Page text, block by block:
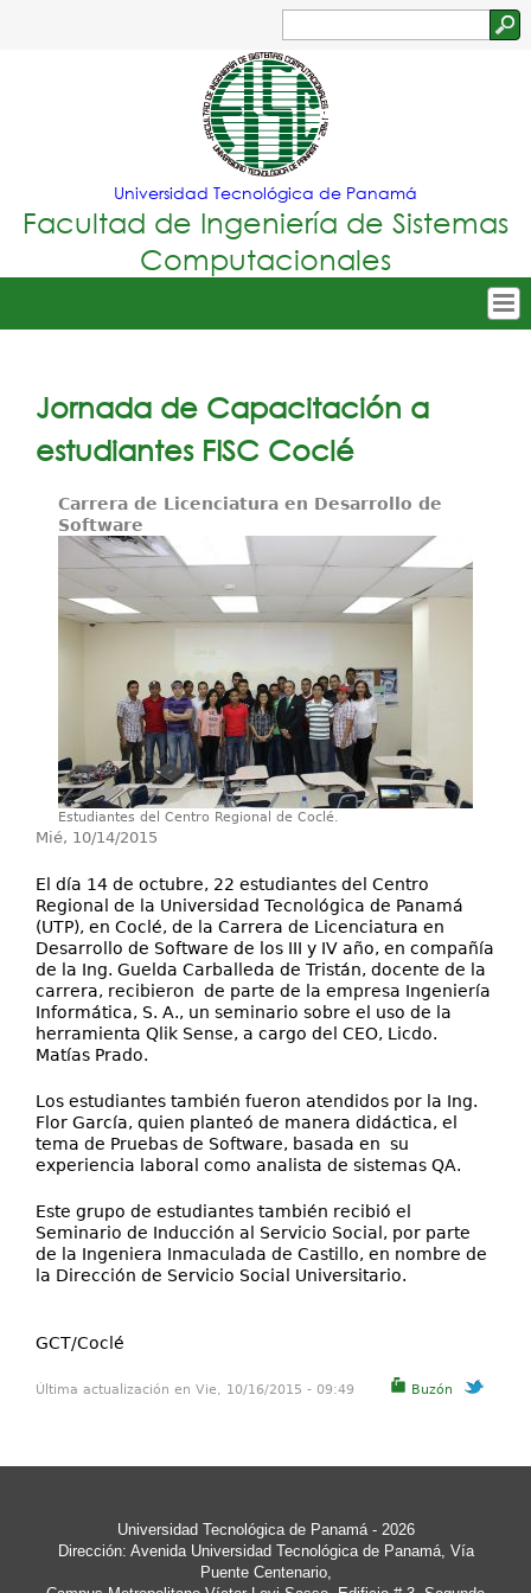
Jump to navigation
Formulario
de
búsqueda
Universidad Tecnológica de Panamá
Facultad de Ingeniería de Sistemas
Computacionales
Menu
Principal
Nuestra Facultad
Oferta Académica
Investigación
Servicios
Jornada de Capacitación a
estudiantes FISC Coclé
Carrera de Licenciatura en Desarrollo de
Software
Estudiantes del Centro Regional de Coclé.
Mié, 10/14/2015
El día 14 de octubre, 22 estudiantes del Centro
Regional de la Universidad Tecnológica de Panamá
(UTP), en Coclé, de la Carrera de Licenciatura en
Desarrollo de Software de los III y IV año, en compañía
de la Ing. Guelda Carballeda de Tristán, docente de la
carrera, recibieron de parte de la empresa Ingeniería
Informática, S. A., un seminario sobre el uso de la
herramienta Qlik Sense, a cargo del CEO, Licdo.
Matías Prado.
Los estudiantes también fueron atendidos por la Ing.
Flor García, quien planteó de manera didáctica, el
tema de Pruebas de Software, basada en su
experiencia laboral como analista de sistemas QA.
Este grupo de estudiantes también recibió el
Seminario de Inducción al Servicio Social, por parte
de la Ingeniera Inmaculada de Castillo, en nombre de
la Dirección de Servicio Social Universitario.
GCT/Coclé
Buzón
Última actualización en Vie, 10/16/2015 - 09:49
Universidad Tecnológica de Panamá- 2026
Dirección: Avenida Universidad Tecnológica de Panamá, Vía
Puente Centenario,